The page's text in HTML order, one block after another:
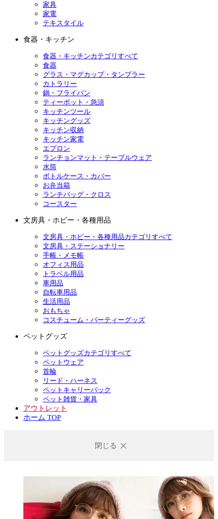
家具
家電
テキスタイル
食器・キッチン
食器・キッチンカテゴリすべて
食器
グラス・マグカップ・タンブラー
カトラリー
鍋・フライパン
ティーポット・急須
キッチンツール
キッチングッズ
キッチン収納
キッチン家電
エプロン
ランチョンマット・テーブルウェア
水筒
ボトルケース・カバー
お弁当箱
ランチバッグ・クロス
コースター
文房具・ホビー・各種用品
文房具・ホビー・各種用品カテゴリすべて
文房具・ステーショナリー
手帳・メモ帳
オフィス用品
トラベル用品
車用品
自転車用品
生活用品
おもちゃ
コスチューム・パーティーグッズ
ペットグッズ
ペットグッズカテゴリすべて
ペットウェア
首輪
リード・ハーネス
ペットキャリーバック
ペット雑貨・家具
アウトレット
ホーム TOP
閉じる